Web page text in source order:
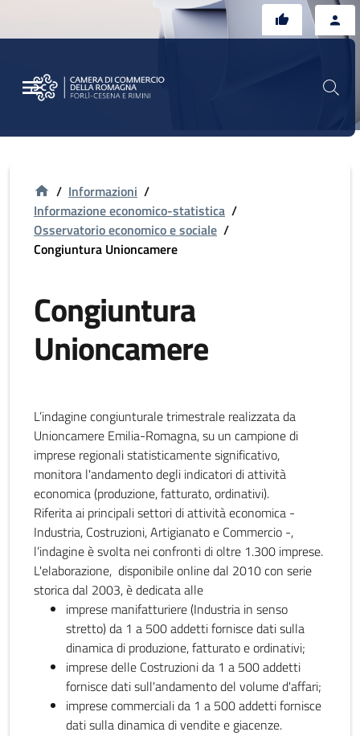
/ Informazioni /
Informazione economico-statistica /
Osservatorio economico e sociale /
Congiuntura Unioncamere
Congiuntura
Unioncamere
L’indagine congiunturale trimestrale realizzata da
Unioncamere Emilia-Romagna, su un campione di
imprese regionali statisticamente significativo,
monitora l'andamento degli indicatori di attività
economica (produzione, fatturato, ordinativi).
Riferita ai principali settori di attività economica -
Industria, Costruzioni, Artigianato e Commercio -,
l’indagine è svolta nei confronti di oltre 1.300 imprese.
L'elaborazione, disponibile online dal 2010 con serie
storica dal 2003, è dedicata alle
imprese manifatturiere (Industria in senso
stretto) da 1 a 500 addetti fornisce dati sulla
dinamica di produzione, fatturato e ordinativi;
imprese delle Costruzioni da 1 a 500 addetti
fornisce dati sull'andamento del volume d'affari;
imprese commerciali da 1 a 500 addetti fornisce
dati sulla dinamica di vendite e giacenze.